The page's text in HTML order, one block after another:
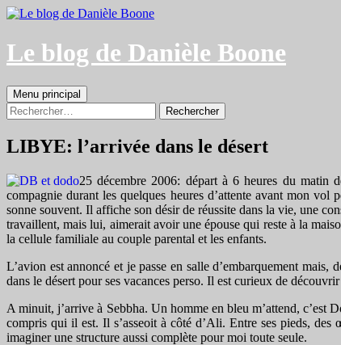
Aller
contenu
Le blog de Danièle Boone
Recherche
Menu principal
Rechercher :
LIBYE: l’arrivée dans le désert
25 décembre 2006: départ à 6 heures du matin
compagnie durant les quelques heures d’attente avant mon
sonne souvent. Il affiche son désir de réussite dans la vie, une
travaillent, mais lui, aimerait avoir une épouse qui reste à la
la cellule familiale au couple parental et les enfants.
L’avion est annoncé et je passe en salle d’embarquement
dans le désert pour ses vacances perso. Il est curieux de
A minuit, j’arrive à Sebbha. Un homme en bleu m’attend, c’est
compris qui il est. Il s’asseoit à côté d’Ali. Entre ses pieds, des
imaginer une structure aussi complète pour moi toute seule.